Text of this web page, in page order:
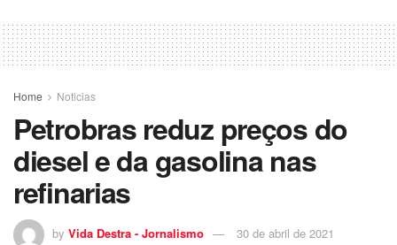
Home Noticias
Petrobras reduz preços do
diesel e da gasolina nas
refinarias
by Vida Destra - Jornalismo 30 de abril de 2021